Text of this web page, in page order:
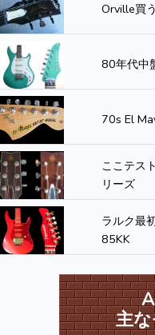
Orville買
80年代中
70s El
ここテス
リーズ
ラルク最
85KK
主